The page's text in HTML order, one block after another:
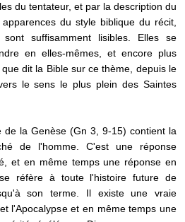
du tentateur, et par la description du
du style biblique du récit,
suffisamment lisibles. Elles se
en elles-mêmes, et encore plus
dit la Bible sur ce thème, depuis le
le sens le plus plein des Saintes
la Genèse (Gn 3, 9-15) contient la
de l'homme. C'est une réponse
et en même temps une réponse en
réfère à toute l'histoire future de
son terme. Il existe une vraie
l'Apocalypse et en même temps une